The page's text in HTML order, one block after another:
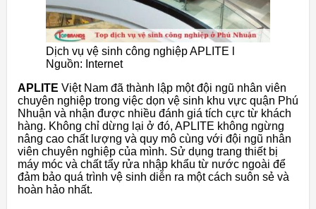
Dịch vụ vệ sinh công nghiệp APLITE l
Nguồn: Internet
APLITE Việt Nam đã thành lập một đội ngũ nhân viên
chuyên nghiệp trong việc dọn vệ sinh khu vực quận Phú
Nhuận và nhận được nhiều đánh giá tích cực từ khách
hàng. Không chỉ dừng lại ở đó, APLITE không ngừng
nâng cao chất lượng và quy mô cùng với đội ngũ nhân
viên chuyên nghiệp của mình. Sử dụng trang thiết bị
máy móc và chất tẩy rửa nhập khẩu từ nước ngoài để
đảm bảo quá trình vệ sinh diễn ra một cách suôn sẻ và
hoàn hảo nhất.